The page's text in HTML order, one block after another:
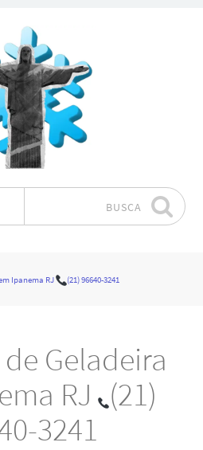
BUSCA
Ipanema RJ (21) 96640-3241
Geladeira
RJ (21)
3241